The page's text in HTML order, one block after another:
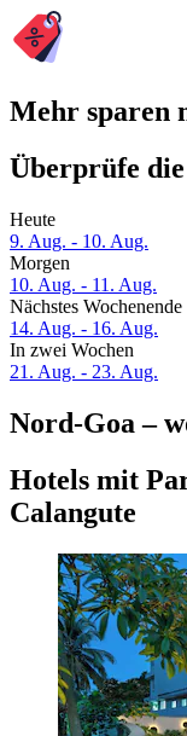
Mehr sparen
Überprüfe
Heute
9. Aug. - 10. Aug.
Morgen
10. Aug. - 11. Aug.
Nächstes Wochenende
14. Aug. - 16. Aug.
In zwei Wochen
21. Aug. - 23. Aug.
Nord-Goa –
Hotels mit
Calangute